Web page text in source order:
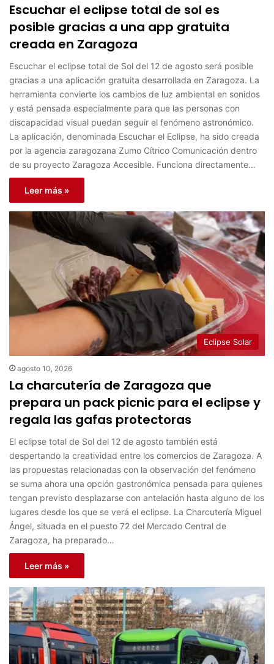
Escuchar el eclipse total de sol es
posible gracias a una app gratuita
creada en Zaragoza
Escuchar el eclipse total de Sol del 12 de agosto será posible
gracias a una aplicación gratuita desarrollada en Zaragoza. La
herramienta convierte los cambios de luz ambiental en sonidos
y está pensada especialmente para que las personas con
discapacidad visual puedan seguir el fenómeno astronómico.
La aplicación, denominada Escuchar el Eclipse, ha sido creada
por la agencia zaragozana Zumo Cítrico Comunicación dentro
de su proyecto Zaragoza Accesible. Funciona directamente…
Leer más »
Eclipse Solar
agosto 10, 2026
La charcutería de Zaragoza que
prepara un pack picnic para el eclipse y
regala las gafas protectoras
El eclipse total de Sol del 12 de agosto también está
despertando la creatividad entre los comercios de Zaragoza. A
las propuestas relacionadas con la observación del fenómeno
se suma ahora una opción gastronómica pensada para quienes
tengan previsto desplazarse con antelación hasta alguno de los
lugares desde los que se verá el eclipse. La Charcutería Miguel
Ángel, situada en el puesto 72 del Mercado Central de
Zaragoza, ha preparado…
Leer más »